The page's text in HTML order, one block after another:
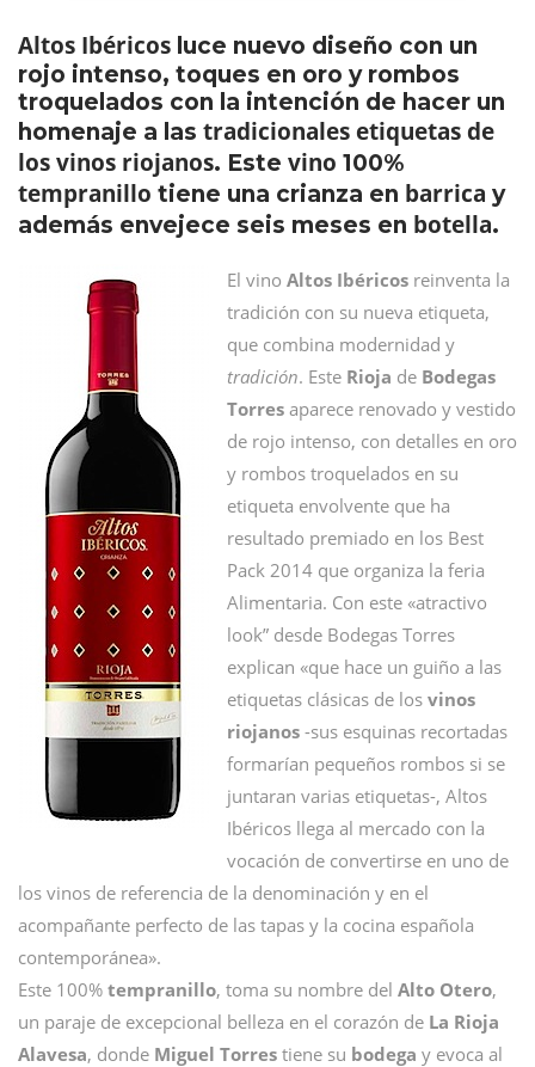
Altos Ibéricos luce nuevo diseño con un
rojo intenso, toques en oro y rombos
troquelados con la intención de hacer un
homenaje a las tradicionales etiquetas de
los vinos riojanos. Este vino 100%
tempranillo tiene una crianza en barrica y
además envejece seis meses en botella.
El vino Altos Ibéricos reinventa la
tradición con su nueva etiqueta,
que combina modernidad y
tradición. Este Rioja de Bodegas
Torres aparece renovado y vestido
de rojo intenso, con detalles en oro
y rombos troquelados en su
etiqueta envolvente que ha
resultado premiado en los Best
Pack 2014 que organiza la feria
Alimentaria. Con este «atractivo
look” desde Bodegas Torres
explican «que hace un guiño a las
etiquetas clásicas de los vinos
riojanos -sus esquinas recortadas
formarían pequeños rombos si se
juntaran varias etiquetas-, Altos
Ibéricos llega al mercado con la
vocación de convertirse en uno de
los vinos de referencia de la denominación y en el
acompañante perfecto de las tapas y la cocina española
contemporánea».
Este 100% tempranillo, toma su nombre del Alto Otero,
un paraje de excepcional belleza en el corazón de La Rioja
Alavesa, donde Miguel Torres tiene su bodega y evoca al